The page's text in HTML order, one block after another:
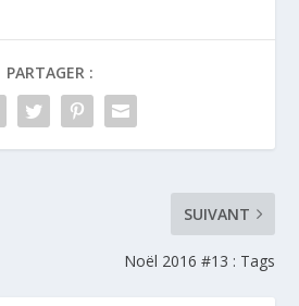
PARTAGER :
SUIVANT
Noël 2016 #13 : Tags